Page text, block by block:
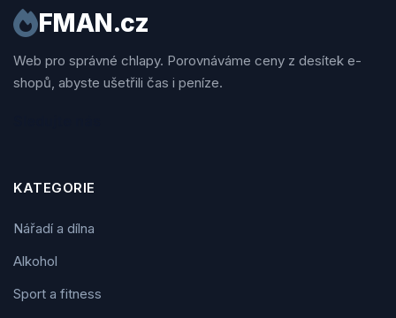
FMAN.cz
Web pro správné chlapy. Porovnáváme ceny z desítek e-
shopů, abyste ušetřili čas i peníze.
KATEGORIE
Nářadí a dílna
Alkohol
Sport a fitness